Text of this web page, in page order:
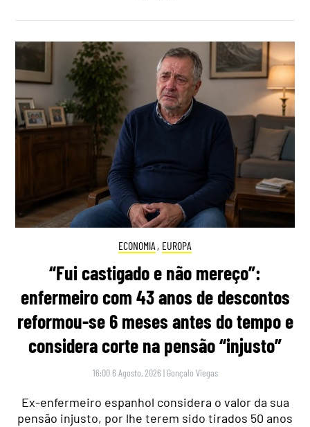
ECONOMIA , EUROPA
“Fui castigado e não mereço”:
enfermeiro com 43 anos de descontos
reformou-se 6 meses antes do tempo e
considera corte na pensão “injusto”
16:00 6 Agosto, 2026 | Gonçalo Viegas
Ex-enfermeiro espanhol considera o valor da sua
pensão injusto, por lhe terem sido tirados 50 anos